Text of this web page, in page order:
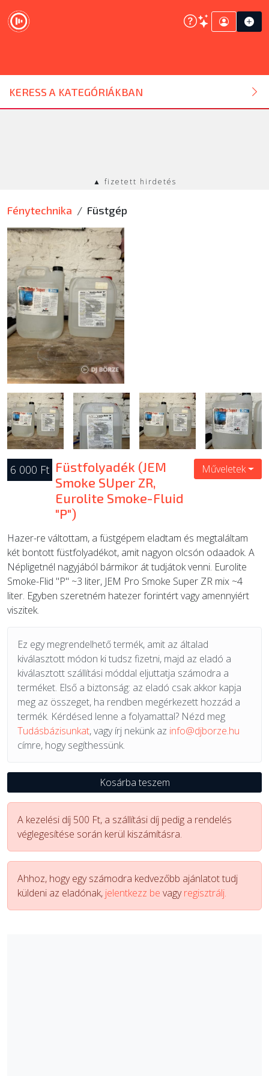
KERESS A KATEGÓRIÁKBAN
DJ ESZKÖZ
HANGTECHNIKA
EGYÉB
SZOLGÁLTATÁSOK
ÚJ TERMÉKEK
▲ fizetett hirdetés
Fénytechnika Füstgép
6 000 Ft Füstfolyadék (JEM
Smoke SUper ZR,
Eurolite Smoke-Fluid
"P")
Műveletek
Hazer-re váltottam, a füstgépem eladtam és megtaláltam
két bontott füstfolyadékot, amit nagyon olcsón odaadok. A
Népligetnél nagyjából bármikor át tudjátok venni. Eurolite
Smoke-Flid "P" ~3 liter, JEM Pro Smoke Super ZR mix ~4
liter. Egyben szeretném hatezer forintért vagy amennyiért
viszitek.
Ez egy megrendelhető termék, amit az általad
kiválasztott módon ki tudsz fizetni, majd az eladó a
kiválasztott szállítási móddal eljuttatja számodra a
terméket. Első a biztonság: az eladó csak akkor kapja
meg az összeget, ha rendben megérkezett hozzád a
termék. Kérdésed lenne a folyamattal? Nézd meg
Tudásbázisunkat, vagy írj nekünk az info@djborze.hu
címre, hogy segíthessünk.
Kosárba teszem
A kezelési díj 500 Ft, a szállítási díj pedig a rendelés
véglegesítése során kerül kiszámításra.
Ahhoz, hogy egy számodra kedvezőbb ajánlatot tudj
küldeni az eladónak, jelentkezz be vagyregisztrálj.